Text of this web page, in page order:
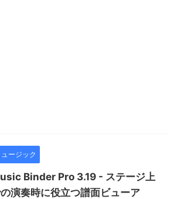
ュージック
Binder Pro 3.19 - ステージ上
演奏時に役立つ譜面ビューア